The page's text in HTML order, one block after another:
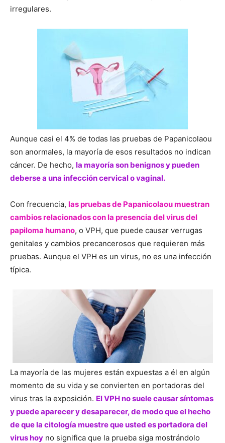
irregulares.
Aunque casi el 4% de todas las pruebas de Papanicolaou
son anormales, la mayoría de esos resultados no indican
cáncer. De hecho, la mayoría son benignos y pueden
deberse a una infección cervical o vaginal.
Con frecuencia, las pruebas de Papanicolaou muestran
cambios relacionados con la presencia del virus del
papiloma humano, o VPH, que puede causar verrugas
genitales y cambios precancerosos que requieren más
pruebas. Aunque el VPH es un virus, no es una infección
típica.
La mayoría de las mujeres están expuestas a él en algún
momento de su vida y se convierten en portadoras del
virus tras la exposición. El VPH no suele causar síntomas
y puede aparecer y desaparecer, de modo que el hecho
de que la citología muestre que usted es portadora del
virus hoy no significa que la prueba siga mostrándolo